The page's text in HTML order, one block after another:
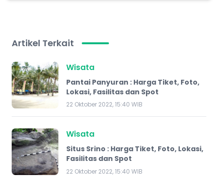
Artikel Terkait
Wisata
Pantai Panyuran : Harga Tiket, Foto,
Lokasi, Fasilitas dan Spot
22 Oktober 2022, 15:40 WIB
Wisata
Situs Srino : Harga Tiket, Foto, Lokasi,
Fasilitas dan Spot
22 Oktober 2022, 15:40 WIB